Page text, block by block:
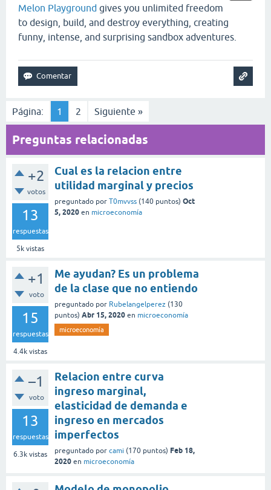
Melon Playground gives you unlimited freedom
to design, build, and destroy everything, creating
funny, intense, and surprising sandbox adventures.
Página: 1 2 Siguiente »
Preguntas relacionadas
+2
votos
13
respuestas
5k vistas
Cual es la relacion entre
utilidad marginal y precios
preguntado por T0mvvss (140 puntos) Oct
5, 2020 en microeconomía
+1
voto
15
respuestas
4.4k vistas
Me ayudan? Es un problema
de la clase que no entiendo
preguntado por Rubelangelperez (130
puntos) Abr 15, 2020 en microeconomía
microeconomía
–1
voto
13
respuestas
6.3k vistas
Relacion entre curva
ingreso marginal,
elasticidad de demanda e
ingreso en mercados
imperfectos
preguntado por cami (170 puntos) Feb 18,
2020 en microeconomía